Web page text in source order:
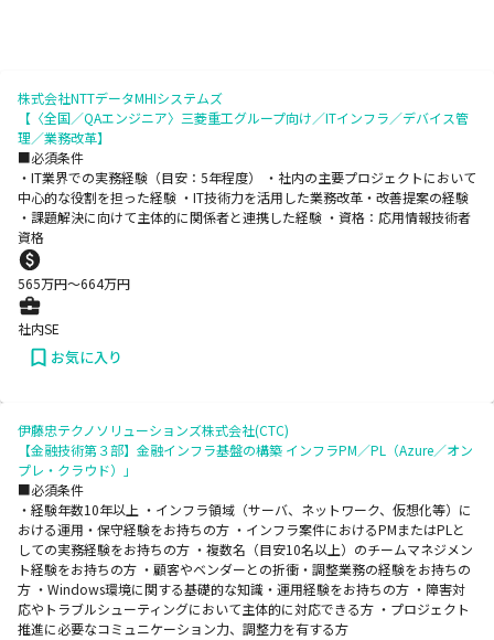
株式会社NTTデータMHIシステムズ
【〈全国／QAエンジニア〉三菱重工グループ向け／ITインフラ／デバイス管
理／業務改革】
■必須条件
・IT業界での実務経験（目安：5年程度） ・社内の主要プロジェクトにおいて
中心的な役割を担った経験 ・IT技術力を活用した業務改革・改善提案の経験
・課題解決に向けて主体的に関係者と連携した経験 ・資格：応用情報技術者
資格
565万円〜664万円
社内SE
お気に入り
伊藤忠テクノソリューションズ株式会社(CTC)
【金融技術第３部】金融インフラ基盤の構築 インフラPM／PL（Azure／オン
プレ・クラウド）」
■必須条件
・経験年数10年以上 ・インフラ領域（サーバ、ネットワーク、仮想化等）に
おける運用・保守経験をお持ちの方 ・インフラ案件におけるPMまたはPLと
しての実務経験をお持ちの方 ・複数名（目安10名以上）のチームマネジメン
ト経験をお持ちの方 ・顧客やベンダーとの折衝・調整業務の経験をお持ちの
方 ・Windows環境に関する基礎的な知識・運用経験をお持ちの方 ・障害対
応やトラブルシューティングにおいて主体的に対応できる方 ・プロジェクト
推進に必要なコミュニケーション力、調整力を有する方